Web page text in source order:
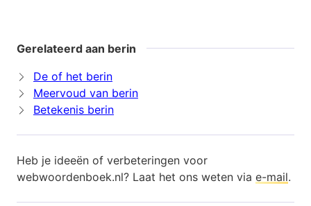
Gerelateerd aan berin
De of het berin
Meervoud van berin
Betekenis berin
Heb je ideeën of verbeteringen voor
webwoordenboek.nl? Laat het ons weten via e-mail.